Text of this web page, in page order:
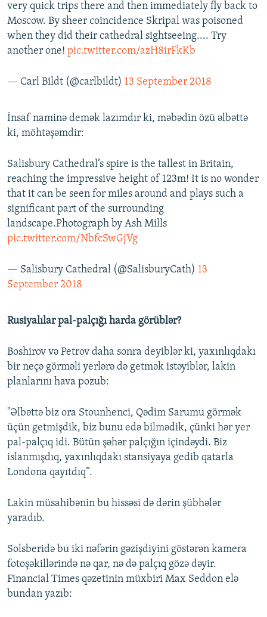
very quick trips there and then immediately fly back to
Moscow. By sheer coincidence Skripal was poisoned
when they did their cathedral sightseeing.... Try
another one! pic.twitter.com/azH8irFkKb
— Carl Bildt (@carlbildt) 13 September 2018
İnsaf naminə demək lazımdır ki, məbədin özü əlbəttə
ki, möhtəşəmdir:
Salisbury Cathedral’s spire is the tallest in Britain,
reaching the impressive height of 123m! It is no wonder
that it can be seen for miles around and plays such a
significant part of the surrounding
landscape.Photograph by Ash Mills
pic.twitter.com/NbfcSwGjVg
— Salisbury Cathedral (@SalisburyCath) 13
September 2018
Rusiyalılar pal-palçığı harda görüblər?
Boshirov və Petrov daha sonra deyiblər ki, yaxınlıqdakı
bir neçə görməli yerlərə də getmək istəyiblər, lakin
planlarını hava pozub:
"Əlbəttə biz ora Stounhenci, Qədim Sarumu görmək
üçün getmişdik, biz bunu edə bilmədik, çünki hər yer
pal-palçıq idi. Bütün şəhər palçığın içindəydi. Biz
islanmışdıq, yaxınlıqdakı stansiyaya gedib qatarla
Londona qayıtdıq”.
Lakin müsahibənin bu hissəsi də dərin şübhələr
yaradıb.
Solsberidə bu iki nəfərin gəzişdiyini göstərən kamera
fotoşəkillərində nə qar, nə də palçıq gözə dəyir.
Financial Times qəzetinin müxbiri Max Seddon elə
bundan yazıb: